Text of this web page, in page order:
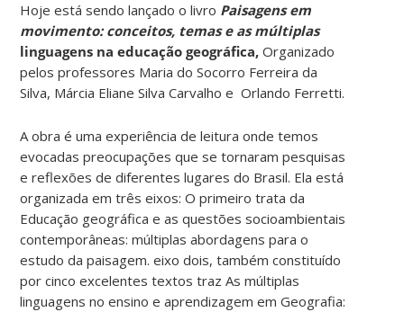
Hoje está sendo lançado o livro Paisagens em
movimento: conceitos, temas e as múltiplas
linguagens na educação geográfica,Organizado
pelos professores Maria do Socorro Ferreira da
Silva, Márcia Eliane Silva Carvalho e Orlando Ferretti.
A obra é uma experiência de leitura onde temos
evocadas preocupações que se tornaram pesquisas
e reflexões de diferentes lugares do Brasil. Ela está
organizada em três eixos: O primeiro trata da
Educação geográfica e as questões socioambientais
contemporâneas: múltiplas abordagens para o
estudo da paisagem. eixo dois, também constituído
por cinco excelentes textos traz As múltiplas
linguagens no ensino e aprendizagem em Geografia: